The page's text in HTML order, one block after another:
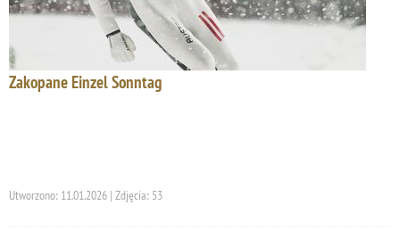
Zakopane Einzel Sonntag
Utworzono: 11.01.2026 | Zdjęcia: 53